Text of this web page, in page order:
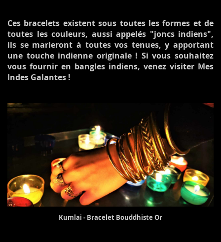
Ces bracelets existent sous toutes les formes et de
toutes les couleurs, aussi appelés "joncs indiens",
ils se marieront à toutes vos tenues, y apportant
une touche indienne originale ! Si vous souhaitez
vous fournir en bangles indiens, venez visiter Mes
Indes Galantes !
Kumlai - Bracelet Bouddhiste Or